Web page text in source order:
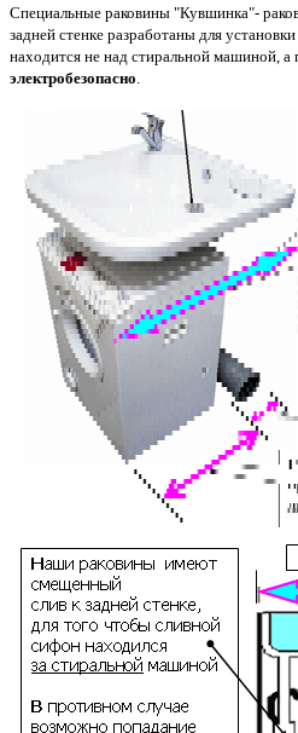
Специальные раковины "Кувшинка"-
задней стенке разработаны для
находится не над стиральной машиной, а
электробезопасно